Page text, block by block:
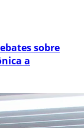
sobre
a